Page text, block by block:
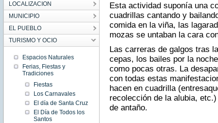
LOCALIZACION
MUNICIPIO
EL PUEBLO
TURISMO Y OCIO
Espacios Naturales
Ferias, Fiestas y
Tradiciones
Fiestas
Los Carnavales
El día de Santa Cruz
El Día de Todos los
Santos
Esta actividad suponía una
cuadrillas cantando y
comida en la viña, las
mozas se untaban la cara
Las carreras de galgos tras
cepas, los bailes por la
como pocas otras. La
con todas estas
hacen en cuadrilla
recolección de la alubia,
de antaño.